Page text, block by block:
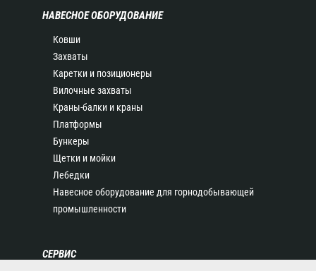
НАВЕСНОЕ ОБОРУДОВАНИЕ
Ковши
Захваты
Каретки и позиционеры
Вилочные захваты
Краны-балки и краны
Платформы
Бункеры
Щетки и мойки
Лебедки
Навесное оборудование для горнодобывающей
промышленности
СЕРВИС